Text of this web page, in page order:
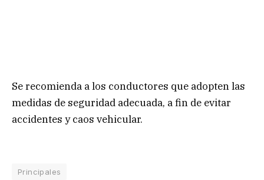
Se recomienda a los conductores que adopten las
medidas de seguridad adecuada, a fin de evitar
accidentes y caos vehicular.
Principales